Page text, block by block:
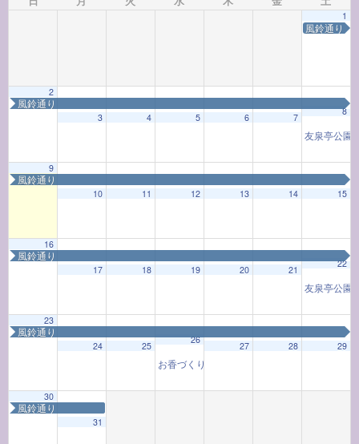
1
風鈴通り
2
風鈴通り
3 4 5 6 7
8
友泉亭公園
9
風鈴通り
10 11 12 13 14 15
16
風鈴通り
17 18 19 20 21
22
友泉亭公園
23
風鈴通り
24 25
26
お香づくり教室「お香と和の心」
27 28 29
30
風鈴通り
31